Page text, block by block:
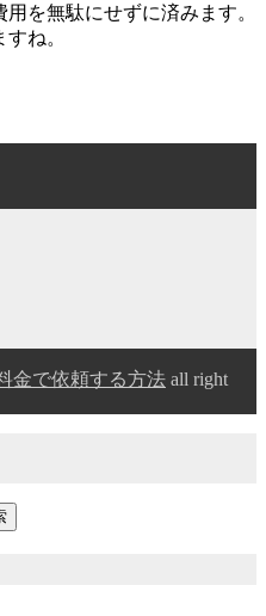
を無駄にせずに済みます。
ね。
金で依頼する方法 all right